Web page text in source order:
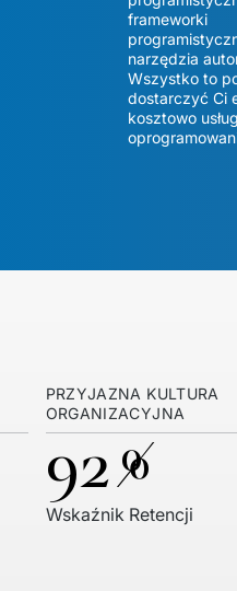
frameworki
narzędzia
Wszystko to
dostarczyć Ci
kosztowo
PRZYJAZNA KULTURA
ORGANIZACYJNA
92%
Wskaźnik Retencji